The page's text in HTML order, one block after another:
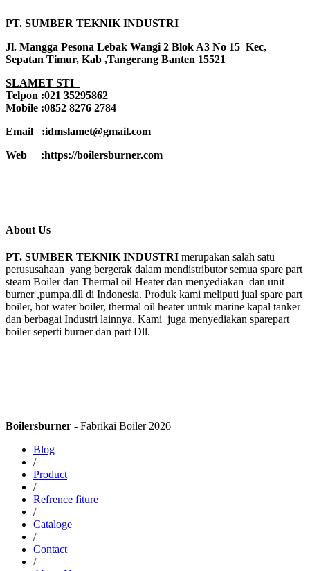
PT. SUMBER TEKNIK INDUSTRI
Jl. Mangga Pesona Lebak Wangi 2 Blok A3 No 15 Kec,
Sepatan Timur, Kab ,Tangerang Banten 15521
SLAMET STI
Telpon :021 35295862
Mobile :0852 8276 2784
Email :idmslamet@gmail.com
Web :https://boilersburner.com
About Us
PT. SUMBER TEKNIK INDUSTRI merupakan salah satu
perususahaan yang bergerak dalam mendistributor semua spare part
steam Boiler dan Thermal oil Heater dan menyediakan dan unit
burner ,pumpa,dll di Indonesia. Produk kami meliputi jual spare part
boiler, hot water boiler, thermal oil heater untuk marine kapal tanker
dan berbagai Industri lainnya. Kami juga menyediakan sparepart
boiler seperti burner dan part Dll.
Boilersburner - Fabrikai Boiler 2026
Blog
/
Product
/
Refrence fiture
/
Cataloge
/
Contact
/